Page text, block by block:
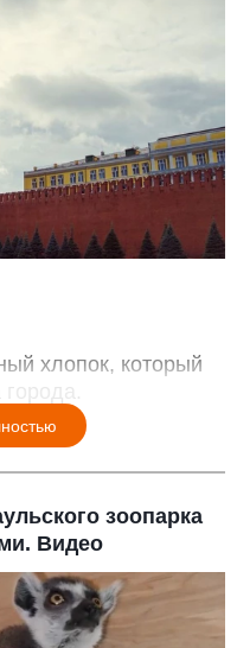
хлопок, который
зоопарка
Видео